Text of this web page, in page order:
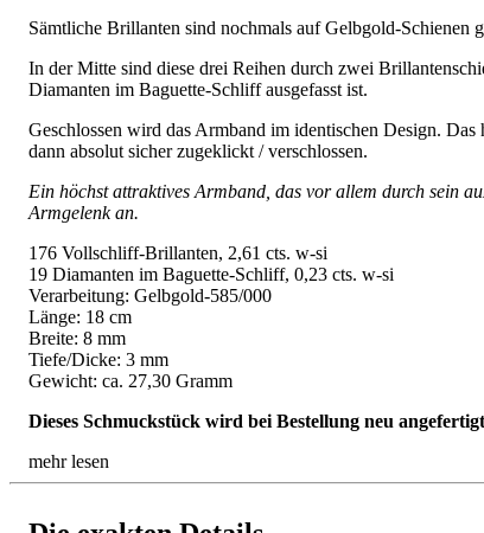
Sämtliche Brillanten sind nochmals auf Gelbgold-Schienen
In der Mitte sind diese drei Reihen durch zwei
Diamanten im Baguette-Schliff ausgefasst ist.
Geschlossen wird das Armband im identischen Design.
dann absolut sicher zugeklickt / verschlossen.
Ein höchst attraktives Armband, das vor allem durch sein
Armgelenk an.
176 Vollschliff-Brillanten, 2,61 cts. w-si
19 Diamanten im Baguette-Schliff, 0,23 cts. w-si
Verarbeitung: Gelbgold-585/000
Länge: 18 cm
Breite: 8 mm
Tiefe/Dicke: 3 mm
Gewicht: ca. 27,30 Gramm
Dieses Schmuckstück wird bei Bestellung neu
mehr lesen